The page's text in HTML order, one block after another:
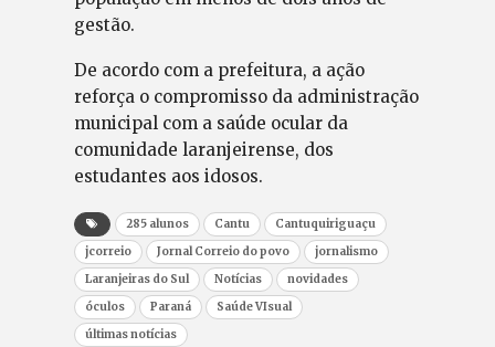
gestão.
De acordo com a prefeitura, a ação
reforça o compromisso da administração
municipal com a saúde ocular da
comunidade laranjeirense, dos
estudantes aos idosos.
285 alunos Cantu
Cantuquiriguaçu
jcorreio
Jornal Correio do povo
jornalismo
Laranjeiras do Sul
Notícias
novidades
óculos
Paraná
Saúde VIsual
últimas notícias